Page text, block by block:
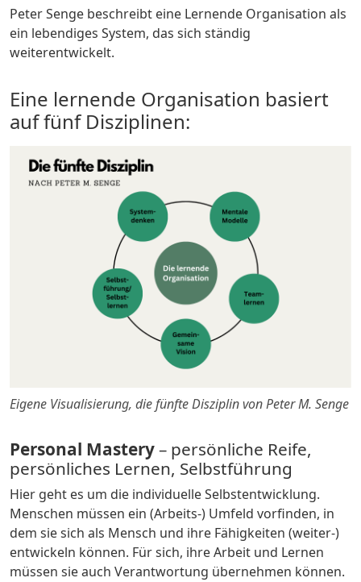
Peter Senge beschreibt eine Lernende Organisation als
ein lebendiges System, das sich ständig
weiterentwickelt.
Eine lernende Organisation basiert
auf fünf Disziplinen:
Eigene Visualisierung, die fünfte Disziplin von Peter M. Senge
Personal Mastery– persönliche Reife,
persönliches Lernen, Selbstführung
Hier geht es um die individuelle Selbstentwicklung.
Menschen müssen ein (Arbeits-) Umfeld vorfinden, in
dem sie sich als Mensch und ihre Fähigkeiten (weiter-)
entwickeln können. Für sich, ihre Arbeit und Lernen
müssen sie auch Verantwortung übernehmen können.